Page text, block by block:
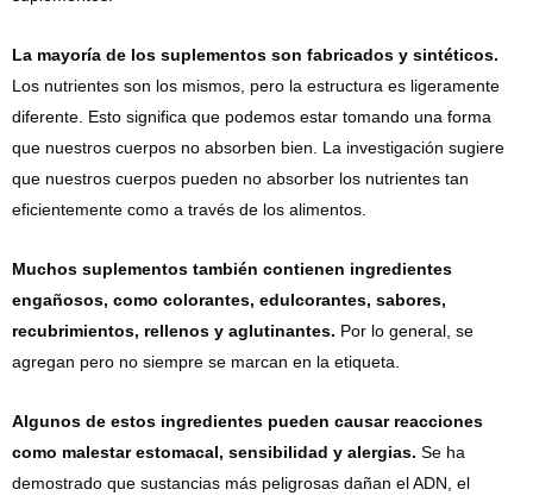
La mayoría de los suplementos son fabricados y sintéticos.
Los nutrientes son los mismos, pero la estructura es ligeramente
diferente. Esto significa que podemos estar tomando una forma
que nuestros cuerpos no absorben bien. La investigación sugiere
que nuestros cuerpos pueden no absorber los nutrientes tan
eficientemente como a través de los alimentos.
Muchos suplementos también contienen ingredientes
engañosos, como colorantes, edulcorantes, sabores,
recubrimientos, rellenos y aglutinantes. Por lo general, se
agregan pero no siempre se marcan en la etiqueta.
Algunos de estos ingredientes pueden causar reacciones
como malestar estomacal, sensibilidad y alergias. Se ha
demostrado que sustancias más peligrosas dañan el ADN, el